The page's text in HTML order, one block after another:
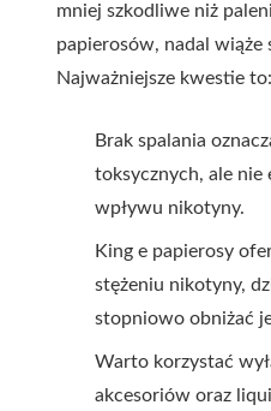
mniej szkodliwe niż
papierosów, nadal wiąże
Najważniejsze kwestie to:
Brak spalania
toksycznych, ale nie
wpływu nikotyny.
King e papierosy
stężeniu nikotyny,
stopniowo obniżać
Warto korzystać
akcesoriów oraz